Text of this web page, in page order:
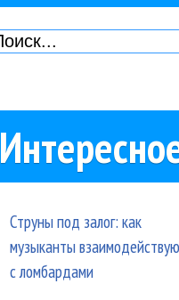
Струны под залог: как
музыканты
с ломбардами